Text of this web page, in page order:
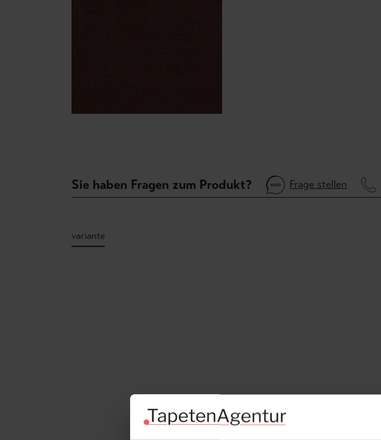
Sie haben Fragen zum Produkt? Frage stellen
variante